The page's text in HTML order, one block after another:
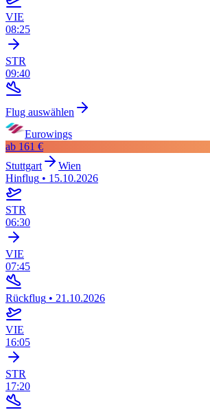
VIE
08:25
STR
09:40
Flug auswählen
Eurowings
ab 161 €
Stuttgart
Wien
Hinflug • 15.10.2026
STR
06:30
VIE
07:45
Rückflug • 21.10.2026
VIE
16:05
STR
17:20